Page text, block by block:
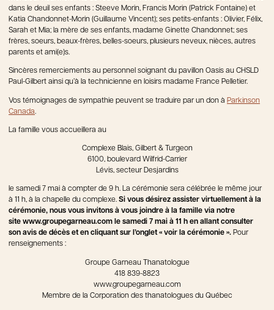
dans le deuil ses enfants : Steeve Morin, Francis Morin (Patrick Fontaine) et
Katia Chandonnet-Morin (Guillaume Vincent); ses petits-enfants : Olivier, Félix,
Sarah et Mia; la mère de ses enfants, madame Ginette Chandonnet; ses
frères, soeurs, beaux-frères, belles-soeurs, plusieurs neveux, nièces, autres
parents et ami(e)s.
Sincères remerciements au personnel soignant du pavillon Oasis au CHSLD
Paul-Gilbert ainsi qu’à la technicienne en loisirs madame France Pelletier.
Vos témoignages de sympathie peuvent se traduire par un don à Parkinson
Canada.
La famille vous accueillera au
Complexe Blais, Gilbert & Turgeon
6100, boulevard Wilfrid-Carrier
Lévis, secteur Desjardins
le samedi 7 mai à compter de 9 h. La cérémonie sera célébrée le même jour
à 11 h, à la chapelle du complexe. Si vous désirez assister virtuellement à la
cérémonie, nous vous invitons à vous joindre à la famille via notre
site www.groupegarneau.com le samedi 7 mai à 11 h en allant consulter
son avis de décès et en cliquant sur l’onglet « voir la cérémonie ». Pour
renseignements :
Groupe Garneau Thanatologue
418 839-8823
www.groupegarneau.com
Membre de la Corporation des thanatologues du Québec